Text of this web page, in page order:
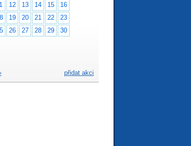
12 13 14 15
16
19 20 21 22
23
26 27 28 29
30
přidat akci